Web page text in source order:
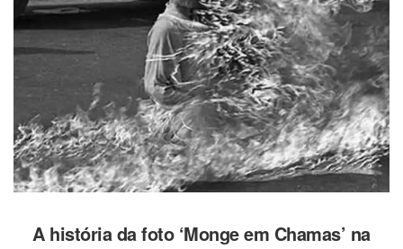
A história da foto ‘Monge em Chamas’ na